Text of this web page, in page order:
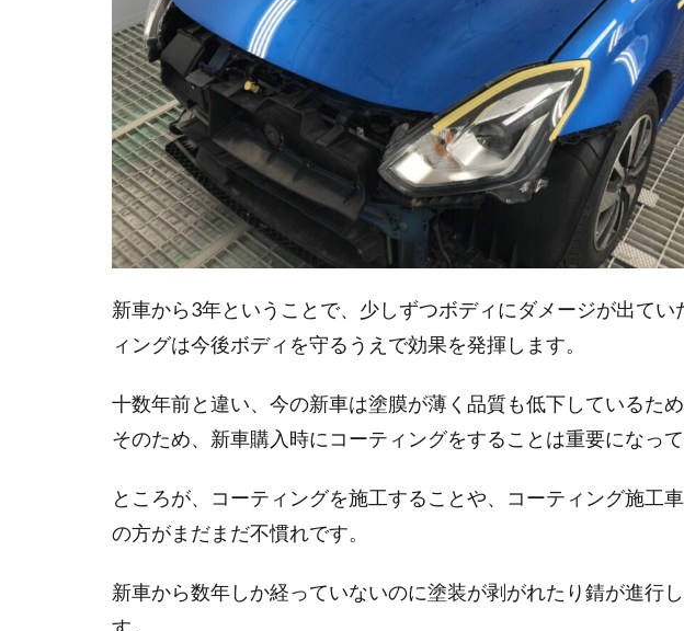
新車から3年ということで、少しずつボディにダメージが出て
ィングは今後ボディを守るうえで効果を発揮します。
十数年前と違い、今の新車は塗膜が薄く品質も低下しているため
そのため、新車購入時にコーティングをすることは重要になって
ところが、コーティングを施工することや、コーティング施工
の方がまだまだ不慣れです。
新車から数年しか経っていないのに塗装が剥がれたり錆が進行